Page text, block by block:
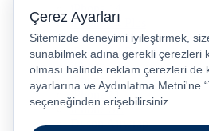
iPhone 14
iPhone 14 Plus
iPhone 14 Pro
iPhone 14 Pro Max
iPhone 13
iPhone 12
iPhone 11
iPhone SE
Dyson Airwrap